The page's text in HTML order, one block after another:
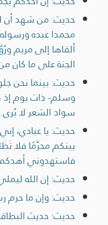
حديث: من شهد أن لا
محمدا عبده
ألقاها إلى مريم
الجنة على ما كان
حديث: بينما نحن
وسلم- ذات يوم إذ
سواد الشعر لا يُرى
حديث: يا عبادي،
بينكم محرَّمًا فلا
فاستهدوني
حديث: إن الله
حديث: وإن ما حرم
حديث: حديث